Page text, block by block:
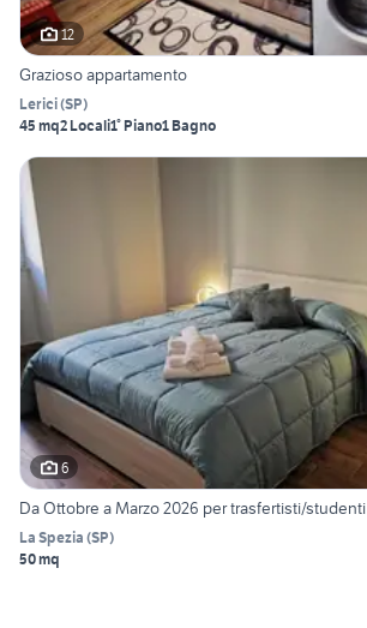
12
Grazioso appartamento
Lerici(SP)
45 mq2 Locali1° Piano1 Bagno
6
Da Ottobre a Marzo 2026 per trasfertisti/studenti
La Spezia (SP)
50 mq